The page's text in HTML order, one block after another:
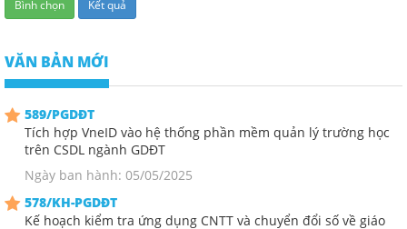
VĂN BẢN MỚI
589/PGDĐT
Tích hợp VneID vào hệ thống phần mềm quản lý trường học
trên CSDL ngành GDĐT
Ngày ban hành: 05/05/2025
578/KH-PGDĐT
Kế hoạch kiểm tra ứng dụng CNTT và chuyển đổi số về giáo